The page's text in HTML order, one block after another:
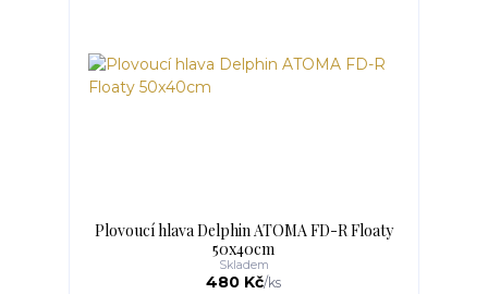
Plovoucí hlava Delphin ATOMA FD-R Floaty
50x40cm
480 Kč/ks
Skladem